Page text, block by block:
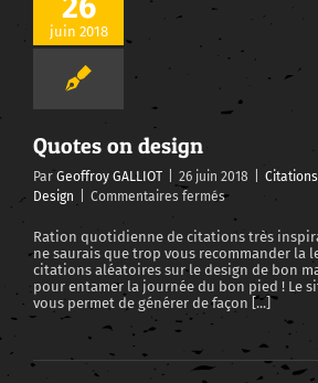
juin 2018
Quotes on design
Par Geoffroy GALLIOT 26 juin 2018 Citations
Design
Commentaires ferméssur
on
design
Ration quotidienne de citations très
ne saurais que trop vous recommander la
citations aléatoires sur le design de bon
pour entamer la journée du bon pied ! Le
vous permet de générer de façon [...]